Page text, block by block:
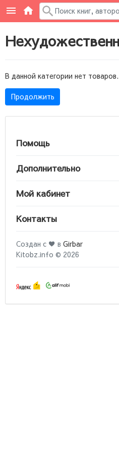
В данной категории нет товаров.
Продолжить
Помощь
Дополнительно
Мой кабинет
Контакты
Создан с ♥ в Girbar
Kitobz.info © 2026